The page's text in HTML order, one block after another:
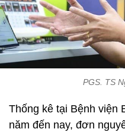
PGS. TS
Thống kê tại Bệnh viện
năm đến nay, đơn